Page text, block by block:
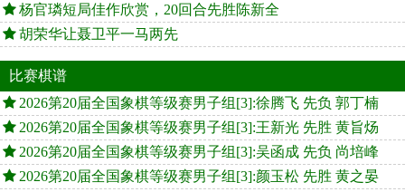
杨官璘短局佳作欣赏，20回合先胜陈新全
胡荣华让聂卫平一马两先
比赛棋谱
2026第20届全国象棋等级赛男子组[3]:徐腾飞 先负 郭丁楠
2026第20届全国象棋等级赛男子组[3]:王新光 先胜 黄旨炀
2026第20届全国象棋等级赛男子组[3]:吴函成 先负 尚培峰
2026第20届全国象棋等级赛男子组[3]:颜玉松 先胜 黄之晏